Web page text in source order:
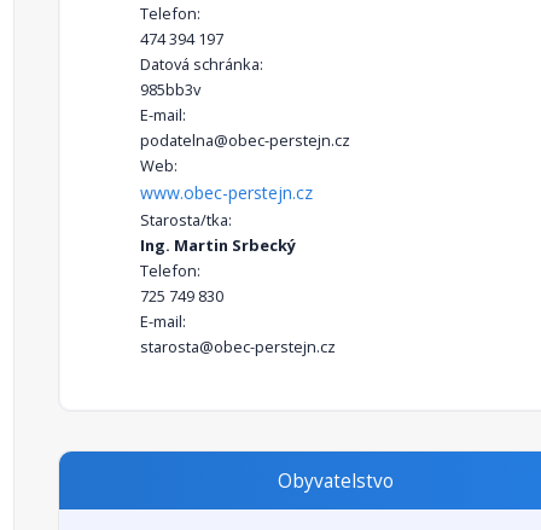
Telefon:
474 394 197
Datová schránka:
985bb3v
E-mail:
podatelna@obec-perstejn.cz
Web:
www.obec-perstejn.cz
Starosta/tka:
Ing. Martin Srbecký
Telefon:
725 749 830
E-mail:
starosta@obec-perstejn.cz
Obyvatelstvo